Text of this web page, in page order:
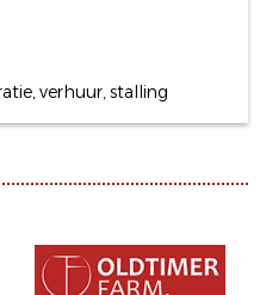
verhuur, stalling